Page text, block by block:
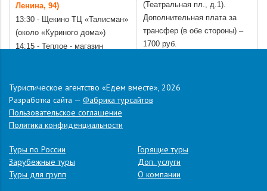
Ленина, 94)
13:30 - Щекино ТЦ «Талисман»
(около «Куриного дома»)
14:15 - Теплое - магазин
ул. Ленина, д. 64)
(Театральная пл., д.1).
Дополнительная плата за
трансфер (в обе стороны) –
1700 руб.
по стоимости в оба конца
.
Отправление автобуса из г. Геленджик - в 13.30 (ориентировочно)
.
Туристическое агентство «Едем вместе», 2026
Разработка сайта — Фабрика турсайтов
Пользовательское соглашение
Политика конфиденциальности
Туры по России
Зарубежные туры
Туры для групп
Горящие туры
Доп. услуги
О компании